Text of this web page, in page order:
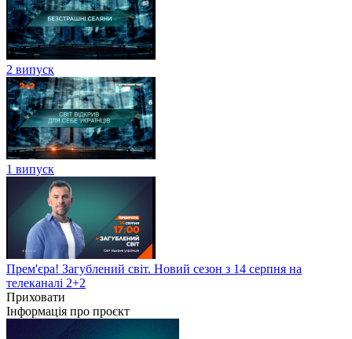
2 випуск
1 випуск
Прем'єра! Загублений світ. Новий сезон з 14 серпня на
телеканалі 2+2
Приховати
Інформація про проєкт